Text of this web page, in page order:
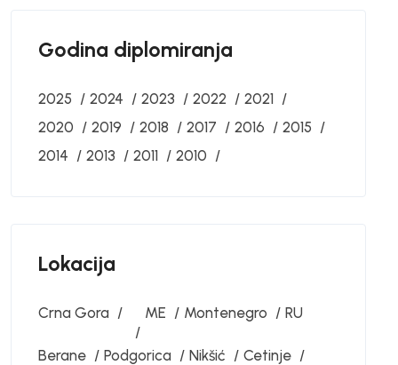
Godina diplomiranja
2025 2024 2023 2022
2021
2020
2019 2018 2017 2016
2015
2014
2013 2011 2010
Lokacija
Crna Gora ME Montenegro RU
Berane Podgorica Nikšić
Cetinje